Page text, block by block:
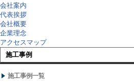
会社案内
代表挨拶
会社概要
企業理念
アクセスマップ
施工事例
施工事例一覧